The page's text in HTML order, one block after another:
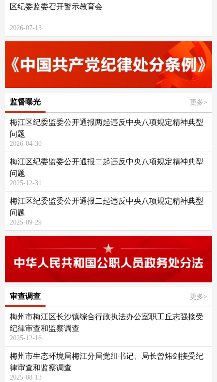
区纪委监委召开警示教育会
2026-07-13
监督曝光 更多>
梅江区纪委监委公开通报两起违反中央八项规定精神典型
问题
2026-04-30
梅江区纪委监委公开通报二起违反中央八项规定精神典型
问题
2025-12-31
梅江区纪委监委公开通报二起违反中央八项规定精神典型
问题
2025-09-29
审查调查 更多>
梅州市梅江区长沙镇综合行政执法办公室职工丘志强接受
纪律审查和监察调查
2025-12-16
梅州市生态环境局梅江分局党组书记、局长曾炜剑接受纪
律审查和监察调查
2025-08-13